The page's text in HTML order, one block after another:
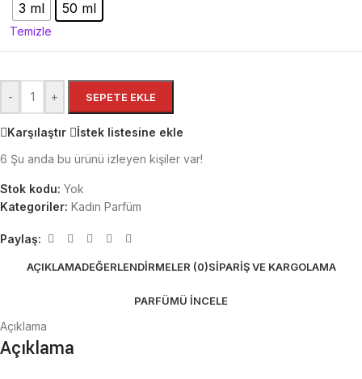
3 ml 50 ml
Temizle
- + SEPETE EKLE
Karşılaştır
İstek listesine ekle
6 Şu anda bu ürünü izleyen kişiler var!
Stok kodu: Yok
Kategoriler: Kadın Parfüm
Paylaş:
AÇIKLAMADEĞERLENDIRMELER (0)SIPARIŞ VE KARGOLAMA
PARFÜMÜ İNCELE
Açıklama
Açıklama